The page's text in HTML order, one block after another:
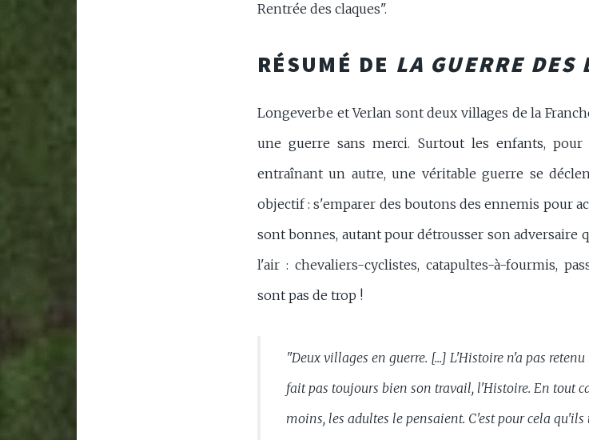
Rentrée des claques".
RÉSUMÉ DE LA GUERRE DES
Longeverbe et Verlan sont deux villages de la
une guerre sans merci. Surtout les enfants,
entraînant un autre, une véritable guerre se
objectif : s'emparer des boutons des ennemis pour
sont bonnes, autant pour détrousser son adversaire
l'air : chevaliers-cyclistes, catapultes-à-fourmis,
sont pas de trop !
"Deux villages en guerre. [...] L'Histoire n'a pas
fait pas toujours bien son travail, l'Histoire. En tout
moins, les adultes le pensaient. C'est pour cela